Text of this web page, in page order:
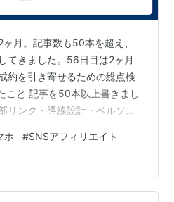
月。記事数も50本を超え、
てきました。56日目は2ヶ月
約を引き寄せるための総点検
こと 記事を50本以上書きまし
リンク・導線設計・ペルソナ
ィクス・サーチコンソール・
益化のための環境もすべて
約を引き寄せるための総点検
ある □ タイトルにキーワード
ホ #SNSアフィリエイト